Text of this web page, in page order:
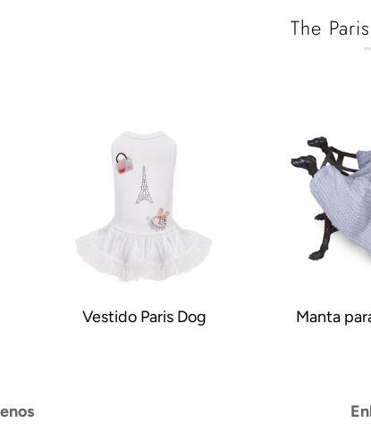
The
Vestido Paris Dog Manta